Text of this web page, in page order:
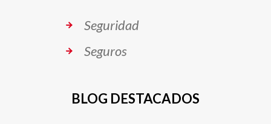
Seguridad
Seguros
BLOG DESTACADOS